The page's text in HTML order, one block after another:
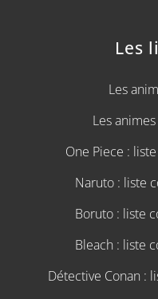
Les
Les
Les
One Piece :
Naruto : liste
Boruto : liste
Bleach : liste
Détective Conan :